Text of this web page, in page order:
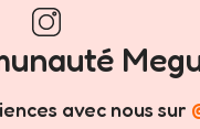
avec nous sur